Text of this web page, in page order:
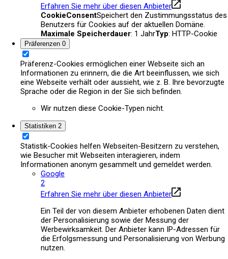
Erfahren Sie mehr über diesen Anbieter
CookieConsentSpeichert den Zustimmungsstatus des
Benutzers für Cookies auf der aktuellen Domäne.
Maximale Speicherdauer: 1 JahrTyp: HTTP-Cookie
Präferenzen 0
Präferenz-Cookies ermöglichen einer Webseite sich an
Informationen zu erinnern, die die Art beeinflussen, wie sich
eine Webseite verhält oder aussieht, wie z. B. Ihre bevorzugte
Sprache oder die Region in der Sie sich befinden.
Wir nutzen diese Cookie-Typen nicht.
Statistiken 2
Statistik-Cookies helfen Webseiten-Besitzern zu verstehen,
wie Besucher mit Webseiten interagieren, indem
Informationen anonym gesammelt und gemeldet werden.
Google
2
Erfahren Sie mehr über diesen Anbieter
Ein Teil der von diesem Anbieter erhobenen Daten dient
der Personalisierung sowie der Messung der
Werbewirksamkeit. Der Anbieter kann IP-Adressen für
die Erfolgsmessung und Personalisierung von Werbung
nutzen.